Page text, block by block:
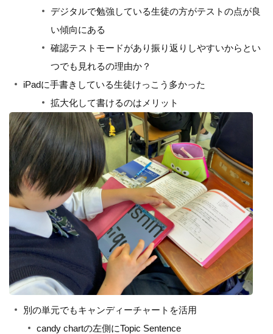
デジタルで勉強している生徒の方がテストの点が良
い傾向にある
確認テストモードがあり振り返りしやすいからとい
つでも見れるの理由か？
iPadに手書きしている生徒けっこう多かった
拡大化して書けるのはメリット
別の単元でもキャンディーチャートを活用
candy chartの左側にTopic Sentence